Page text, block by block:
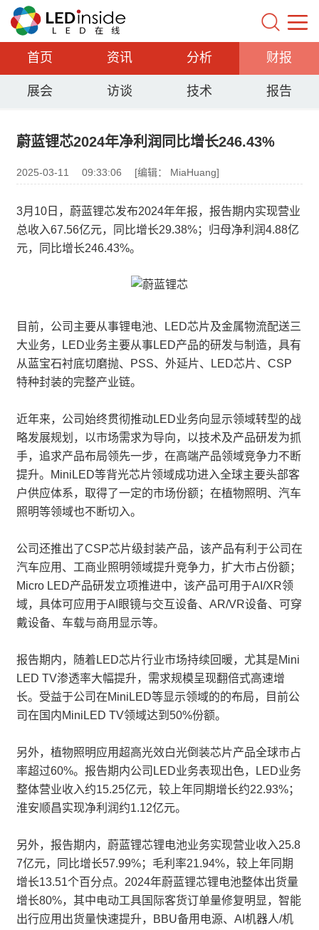
首页 资讯 分析 财报
展会 访谈 技术 报告
蔚蓝锂芯2024年净利润同比增长246.43%
2025-03-11 09:33:06 [编辑： MiaHuang]
3月10日，蔚蓝锂芯发布2024年年报，报告期内实现营业
总收入67.56亿元，同比增长29.38%；归母净利润4.88亿
元，同比增长246.43%。
目前，公司主要从事锂电池、LED芯片及金属物流配送三
大业务，LED业务主要从事LED产品的研发与制造，具有
从蓝宝石衬底切磨抛、PSS、外延片、LED芯片、CSP
特种封装的完整产业链。
近年来，公司始终贯彻推动LED业务向显示领域转型的战
略发展规划，以市场需求为导向，以技术及产品研发为抓
手，追求产品布局领先一步，在高端产品领域竞争力不断
提升。MiniLED等背光芯片领域成功进入全球主要头部客
户供应体系，取得了一定的市场份额；在植物照明、汽车
照明等领域也不断切入。
公司还推出了CSP芯片级封装产品，该产品有利于公司在
汽车应用、工商业照明领域提升竞争力，扩大市占份额；
Micro LED产品研发立项推进中，该产品可用于AI/XR领
域，具体可应用于AI眼镜与交互设备、AR/VR设备、可穿
戴设备、车载与商用显示等。
报告期内，随着LED芯片行业市场持续回暖，尤其是Mini
LED TV渗透率大幅提升，需求规模呈现翻倍式高速增
长。受益于公司在MiniLED等显示领域的的布局，目前公
司在国内MiniLED TV领域达到50%份额。
另外，植物照明应用超高光效白光倒装芯片产品全球市占
率超过60%。报告期内公司LED业务表现出色，LED业务
整体营业收入约15.25亿元，较上年同期增长约22.93%；
淮安顺昌实现净利润约1.12亿元。
另外，报告期内，蔚蓝锂芯锂电池业务实现营业收入25.8
7亿元，同比增长57.99%；毛利率21.94%，较上年同期
增长13.51个百分点。2024年蔚蓝锂芯锂电池整体出货量
增长80%，其中电动工具国际客货订单量修复明显，智能
出行应用出货量快速提升，BBU备用电源、AI机器人/机